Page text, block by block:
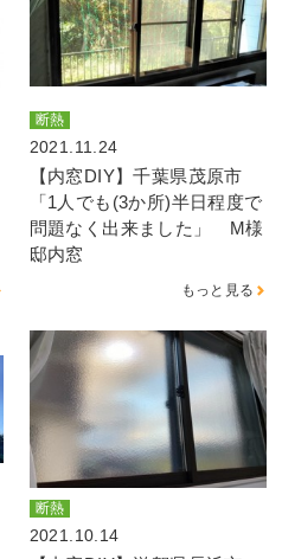
断熱
2021.11.24
【内窓DIY】千葉県茂原市
「1人でも(3か所)半日程度で
問題なく出来ました」 M様
邸内窓
もっと見る
断熱
2021.10.14